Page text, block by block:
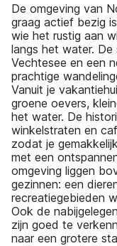
De omgeving van
graag actief bezig
wie het rustig aan
langs het water.
Vechtesee en een
prachtige
Vanuit je
groene oevers,
het water. De
winkelstraten en
zodat je
met een
omgeving liggen
gezinnen: een
recreatiegebieden
Ook de
zijn goed te
naar een grotere